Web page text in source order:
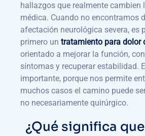
hallazgos que realmente cambien
médica. Cuando no encontramos
afectación neurológica severa, es
primero un tratamiento para dolor
orientado a mejorar la función,
síntomas y recuperar estabilidad.
importante, porque nos permite
muchos casos el camino puede
no necesariamente quirúrgico.
¿Qué significa